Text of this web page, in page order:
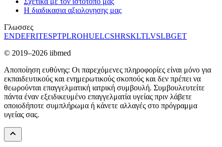
Η διαδικασια αξιολογησης μας
Γλωσσες
ENDEFRITESPTPLROHUELCSHRSKLTLVSLBGET
© 2019–2026 iibmed
Αποποίηση ευθύνης: Οι παρεχόμενες πληροφορίες είναι μόνο για
εκπαιδευτικούς και ενημερωτικούς σκοπούς και δεν πρέπει να
θεωρούνται επαγγελματική ιατρική συμβουλή. Συμβουλευτείτε
πάντα έναν εξειδικευμένο επαγγελματία υγείας πριν λάβετε
οποιοδήποτε συμπλήρωμα ή κάνετε αλλαγές στο πρόγραμμα
υγείας σας.